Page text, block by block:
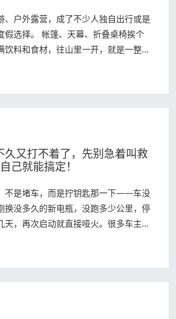
、户外露营，成了不少人独自出行或是
假选择。 帐篷、天幕、折叠桌椅挨个
饮料和食材，往山里一开，就是一整个
久又打不着了，先别急着叫救
己就能搞定！
不是堵车，而是拧钥匙那一下——车没
换没多久的新电瓶，没跑多少公里，停
天，再次启动就直接哑火。很多车主遇